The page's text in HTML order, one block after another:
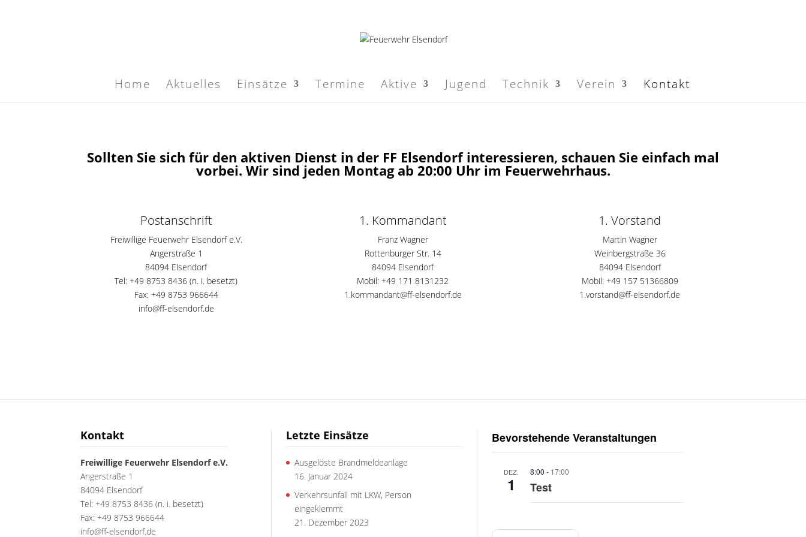
Home Aktuelles Einsätze Termine Aktive Jugend Technik Verein Kontakt
Sollten Sie sich für den aktiven Dienst in der FF Elsendorf interessieren, schauen Sie einfach mal
vorbei. Wir sind jeden Montag ab 20:00 Uhr im Feuerwehrhaus.
Postanschrift
Freiwillige Feuerwehr Elsendorf e.V.
Angerstraße 1
84094 Elsendorf
Tel: +49 8753 8436 (n. i. besetzt)
Fax: +49 8753 966644
info@ff-elsendorf.de
1. Kommandant
Franz Wagner
Rottenburger Str. 14
84094 Elsendorf
Mobil: +49 171 8131232
1.kommandant@ff-elsendorf.de
1. Vorstand
Martin Wagner
Weinbergstraße 36
84094 Elsendorf
Mobil: +49 157 51366809
1.vorstand@ff-elsendorf.de
Kontakt
Freiwillige Feuerwehr Elsendorf e.V.
Angerstraße 1
84094 Elsendorf
Tel: +49 8753 8436 (n. i. besetzt)
Fax: +49 8753 966644
info@ff-elsendorf.de
Letzte Einsätze
Ausgelöste Brandmeldeanlage
16. Januar 2024
Verkehrsunfall mit LKW, Person
eingeklemmt
21. Dezember 2023
Bevorstehende Veranstaltungen
DEZ.
1
8:00 - 17:00
Test